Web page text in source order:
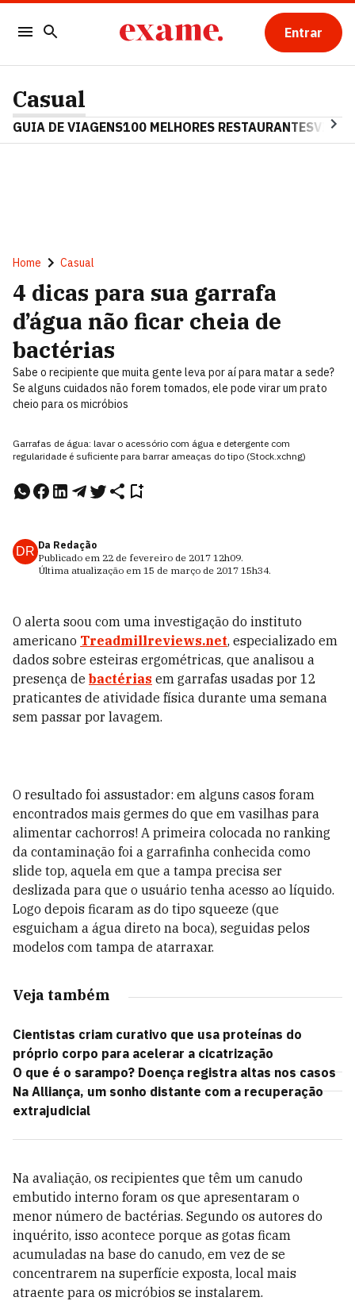
Entrar
Casual
GUIA DE VIAGENS100 MELHORES RESTAURANTES
Home Casual
4 dicas para sua garrafa
d’água não ficar cheia de
bactérias
Sabe o recipiente que muita gente leva por aí para matar a sede?
Se alguns cuidados não forem tomados, ele pode virar um prato
cheio para os micróbios
Garrafas de água: lavar o acessório com água e detergente com
regularidade é suficiente para barrar ameaças do tipo (Stock.xchng)
DR Da Redação
Publicado em 22 de fevereiro de 2017 12h09.
Última atualização em 15 de março de 2017 15h34.
O alerta soou com uma investigação do instituto
americano Treadmillreviews.net, especializado em
dados sobre esteiras ergométricas, que analisou a
presença de bactérias em garrafas usadas por 12
praticantes de atividade física durante uma semana
sem passar por lavagem.
O resultado foi assustador: em alguns casos foram
encontrados mais germes do que em vasilhas para
alimentar cachorros! A primeira colocada no ranking
da contaminação foi a garrafinha conhecida como
slide top, aquela em que a tampa precisa ser
deslizada para que o usuário tenha acesso ao líquido.
Logo depois ficaram as do tipo squeeze (que
esguicham a água direto na boca), seguidas pelos
modelos com tampa de atarraxar.
Veja também
Cientistas criam curativo que usa proteínas do
próprio corpo para acelerar a cicatrização
O que é o sarampo? Doença registra altas nos casos
Na Alliança, um sonho distante com a recuperação
extrajudicial
Na avaliação, os recipientes que têm um canudo
embutido interno foram os que apresentaram o
menor número de bactérias. Segundo os autores do
inquérito, isso acontece porque as gotas ficam
acumuladas na base do canudo, em vez de se
concentrarem na superfície exposta, local mais
atraente para os micróbios se instalarem.